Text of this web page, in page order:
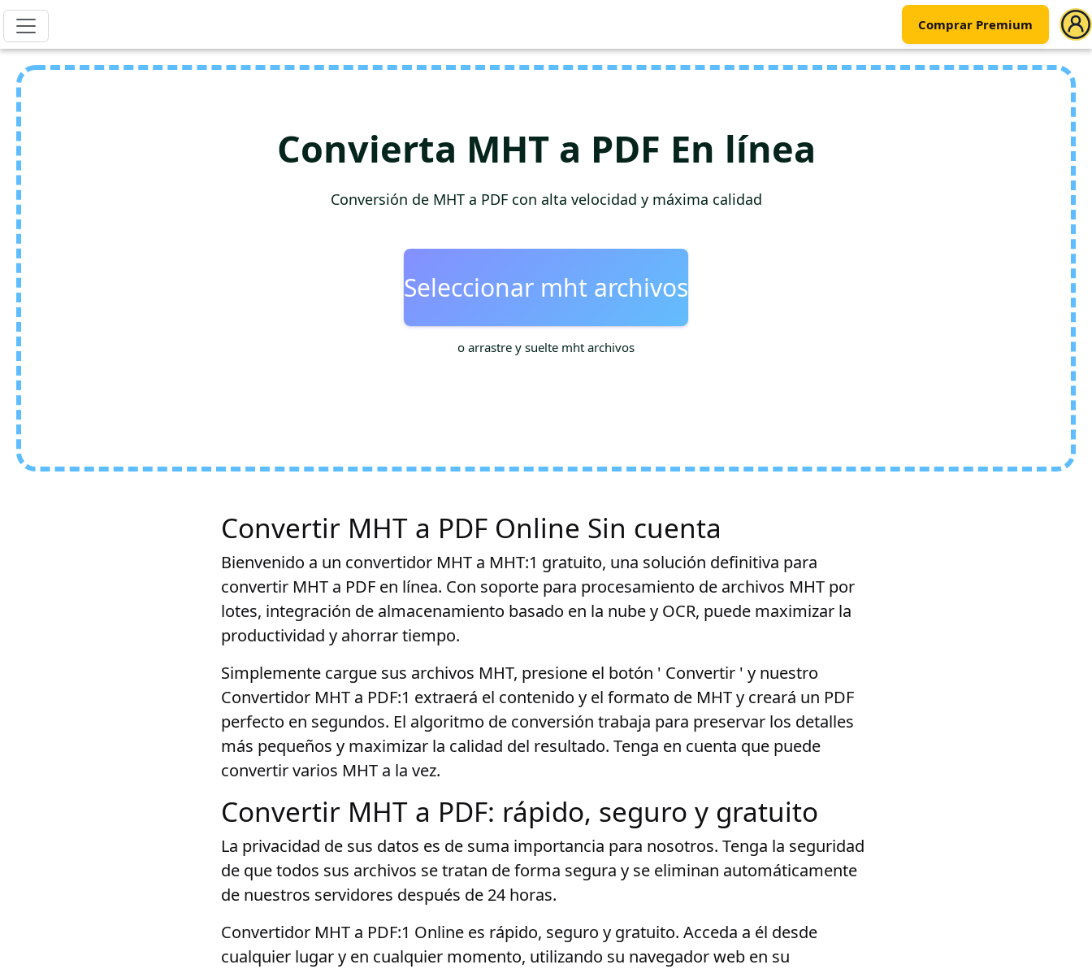
Comprar Premium
Convierta MHT a PDF En línea
Conversión de MHT a PDF con alta velocidad y máxima calidad
Seleccionar mht archivos
o arrastre y suelte mht archivos
Convertir MHT a PDF Online Sin cuenta
Bienvenido a un convertidor MHT a MHT:1 gratuito, una solución definitiva para
convertir MHT a PDF en línea. Con soporte para procesamiento de archivos MHT por
lotes, integración de almacenamiento basado en la nube y OCR, puede maximizar la
productividad y ahorrar tiempo.
Simplemente cargue sus archivos MHT, presione el botón ' Convertir ' y nuestro
Convertidor MHT a PDF:1 extraerá el contenido y el formato de MHT y creará un PDF
perfecto en segundos. El algoritmo de conversión trabaja para preservar los detalles
más pequeños y maximizar la calidad del resultado. Tenga en cuenta que puede
convertir varios MHT a la vez.
Convertir MHT a PDF: rápido, seguro y gratuito
La privacidad de sus datos es de suma importancia para nosotros. Tenga la seguridad
de que todos sus archivos se tratan de forma segura y se eliminan automáticamente
de nuestros servidores después de 24 horas.
Convertidor MHT a PDF:1 Online es rápido, seguro y gratuito. Acceda a él desde
cualquier lugar y en cualquier momento, utilizando su navegador web en su